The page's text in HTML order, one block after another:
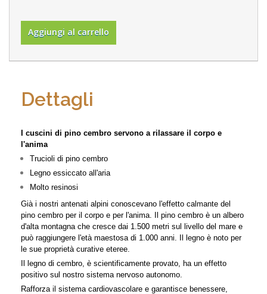
Aggiungi al carrello
Dettagli
I cuscini di pino cembro servono a rilassare il corpo e
l'anima
Trucioli di pino cembro
Legno essiccato all'aria
Molto resinosi
Già i nostri antenati alpini conoscevano l'effetto calmante del
pino cembro per il corpo e per l'anima. Il pino cembro è un albero
d'alta montagna che cresce dai 1.500 metri sul livello del mare e
può raggiungere l'età maestosa di 1.000 anni. Il legno è noto per
le sue proprietà curative eteree.
Il legno di cembro, è scientificamente provato, ha un effetto
positivo sul nostro sistema nervoso autonomo.
Rafforza il sistema cardiovascolare e garantisce benessere,